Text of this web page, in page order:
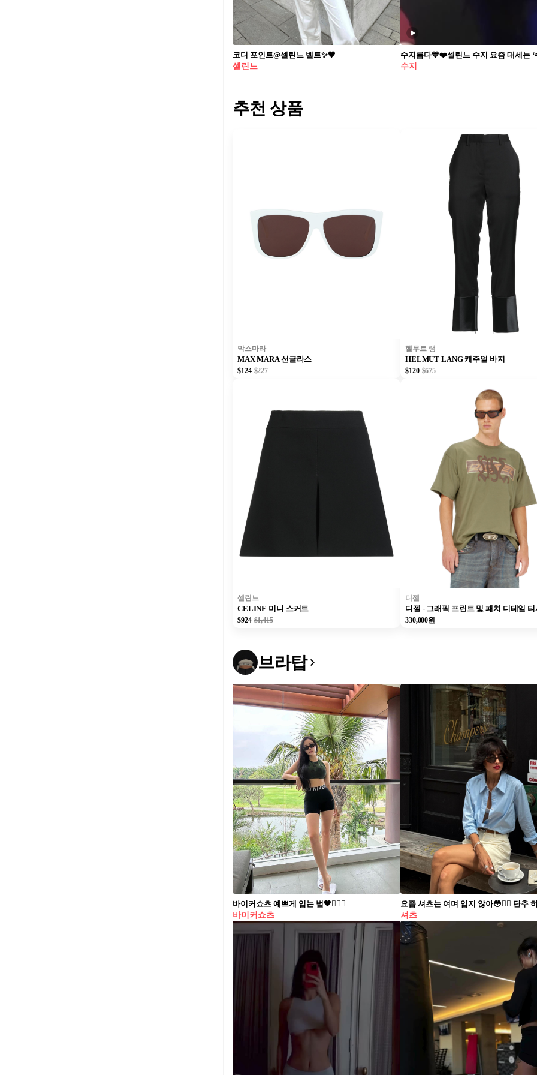
코디 포인트@셀린느 벨트✨🖤
셀린느
수지
추천 상품
막스마라
MAX MARA 선글라스
$124 $227
헬무트 랭
HELMUT LANG 캐주얼 바지
$120 $675
셀린느
CELINE 미니 스커트
$924 $1,415
디젤
디젤 - 그래픽 프린트 및 패치 디테일
330,000원
브라탑
바이커쇼츠 예쁘게 입는 법🖤🚴🏻‍♀️
바이커쇼츠
셔츠